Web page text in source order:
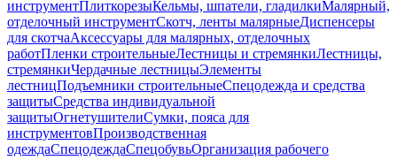
инструментПлиткорезыКельмы, шпатели, гладилкиМалярный,
отделочный инструментСкотч, ленты малярныеДиспенсеры
для скотчаАксессуары для малярных, отделочных
работПленки строительныеЛестницы и стремянкиЛестницы,
стремянкиЧердачные лестницыЭлементы
лестницПодъемники строительныеСпецодежда и средства
защитыСредства индивидуальной
защитыОгнетушителиСумки, пояса для
инструментовПроизводственная
одеждаСпецодеждаСпецобувьОрганизация рабочего